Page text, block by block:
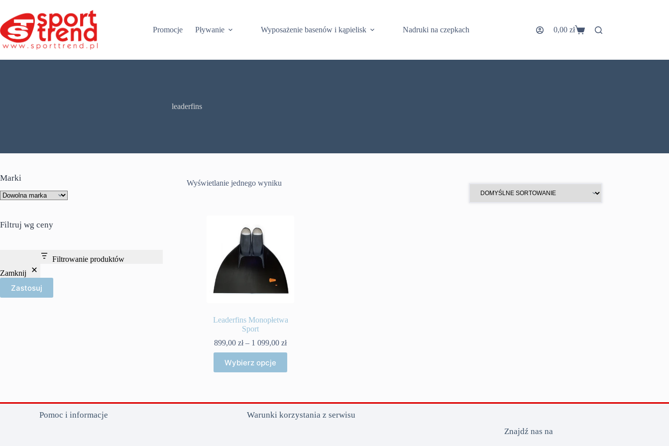
treści
Promocje
Pływanie Wyposażenie basenów i kąpielisk Nadruki na czepkach Koszyk
0,00 zł
leaderfins
Wyświetlanie jednego wyniku
Leaderfins Monopłetwa
Sport
899,00zł – 1 099,00złZakres
cen:
Wybierz opcje
produkt
ma
Opcje
można
wybrać
Marki
Filtruj wg ceny
Filtrowanie produktów
Zamknij
Zastosuj
Pomoc i informacje
Warunki korzystania z serwisu
Znajdź nas na